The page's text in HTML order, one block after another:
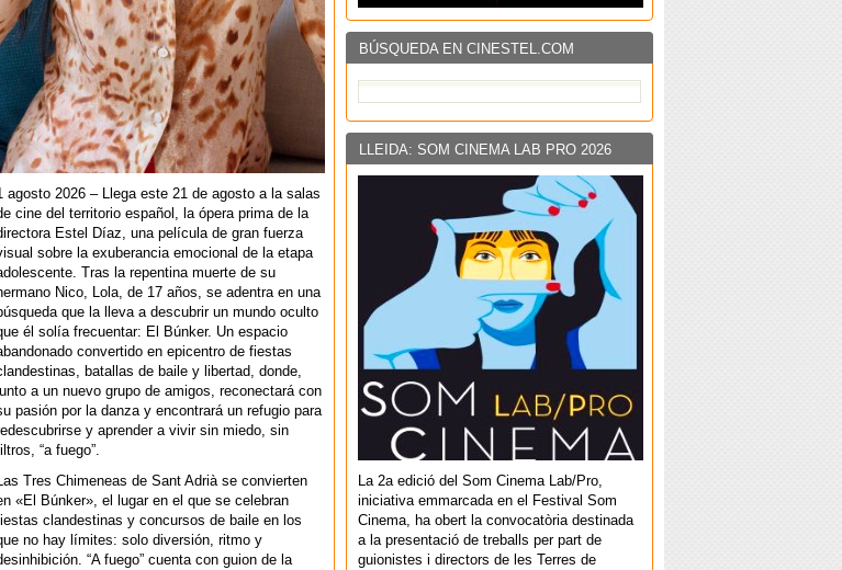
BÚSQUEDA EN CINESTEL.COM
LLEIDA: SOM CINEMA LAB PRO 2026
La 2a edició del Som Cinema Lab/Pro,
iniciativa emmarcada en el Festival Som
Cinema, ha obert la convocatòria destinada
a la presentació de treballs per part de
guionistes i directors de les Terres de
agosto 2026 – Llega este 21 de agosto a la salas
cine del territorio español, la ópera prima de la
Estel Díaz, una película de gran fuerza
sobre la exuberancia emocional de la etapa
Tras la repentina muerte de su
Nico, Lola, de 17 años, se adentra en una
que la lleva a descubrir un mundo oculto
él solía frecuentar: El Búnker. Un espacio
convertido en epicentro de fiestas
batallas de baile y libertad, donde,
a un nuevo grupo de amigos, reconectará con
pasión por la danza y encontrará un refugio para
y aprender a vivir sin miedo, sin
“a fuego”.
Tres Chimeneas de Sant Adrià se convierten
«El Búnker», el lugar en el que se celebran
clandestinas y concursos de baile en los
no hay límites: solo diversión, ritmo y
“A fuego” cuenta con guion de la